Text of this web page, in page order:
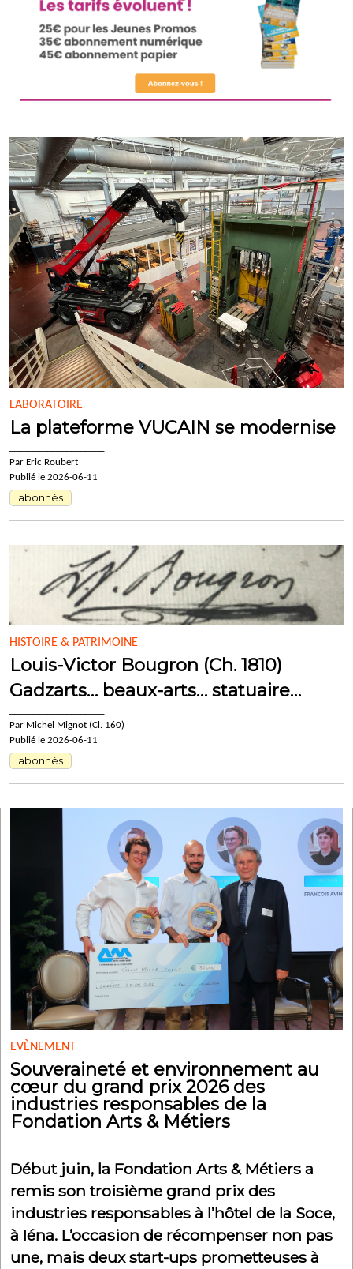
LABORATOIRE
La plateforme VUCAIN se modernise
Par Eric Roubert
Publié le 2026-06-11
abonnés
HISTOIRE & PATRIMOINE
Louis-Victor Bougron (Ch. 1810)
Gadzarts… beaux-arts… statuaire…
Par Michel Mignot (Cl. 160)
Publié le 2026-06-11
abonnés
EVÈNEMENT
Souveraineté et environnement au
cœur du grand prix 2026 des
industries responsables de la
Fondation Arts & Métiers
Début juin, la Fondation Arts & Métiers a
remis son troisième grand prix des
industries responsables à l’hôtel de la Soce,
à Iéna. L’occasion de récompenser non pas
une, mais deux start-ups prometteuses à